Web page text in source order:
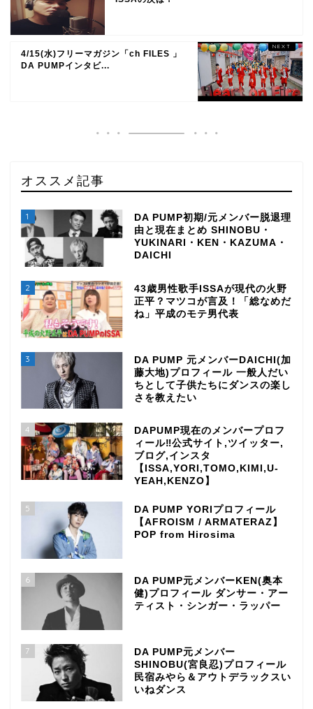
4/15(水)フリーマガジン「ch FILES 」
DA PUMPインタビ...
オススメ記事
1
DA PUMP初期/元メンバー脱退理
由と現在まとめ SHINOBU・
YUKINARI・KEN・KAZUMA・
DAICHI
2
43歳男性歌手ISSAが現代の火野
正平？マツコが言及！「総なめだ
ね」平成のモテ男代表
3
DA PUMP 元メンバーDAICHI(加
藤大地)プロフィール 一般人だい
ちとして子供たちにダンスの楽し
さを教えたい
4
DAPUMP現在のメンバープロフ
ィール‼公式サイト,ツイッター,
ブログ,インスタ
【ISSA,YORI,TOMO,KIMI,U-
YEAH,KENZO】
5
DA PUMP YORIプロフィール
【AFROISM / ARMATERAZ】
POP from Hirosima
6
DA PUMP元メンバーKEN(奥本
健)プロフィール ダンサー・アー
ティスト・シンガー・ラッパー
7
DA PUMP元メンバー
SHINOBU(宮良忍)プロフィール
民宿みやら＆アウトデラックスい
いねダンス